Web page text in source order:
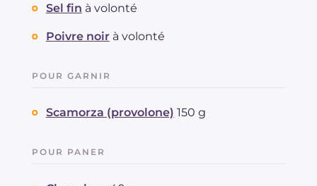
Sel fin à volonté
Poivre noir à volonté
POUR GARNIR
Scamorza (provolone) 150 g
POUR PANER